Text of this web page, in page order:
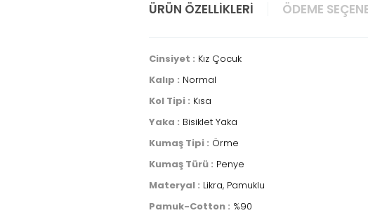
ÜRÜN ÖZELLIKLERI ÖDEME
Cinsiyet : Kız Çocuk
Kalıp : Normal
Kol Tipi : Kısa
Yaka : Bisiklet Yaka
Kumaş Tipi : Örme
Kumaş Türü : Penye
Materyal : Likra, Pamuklu
Pamuk-Cotton : %90